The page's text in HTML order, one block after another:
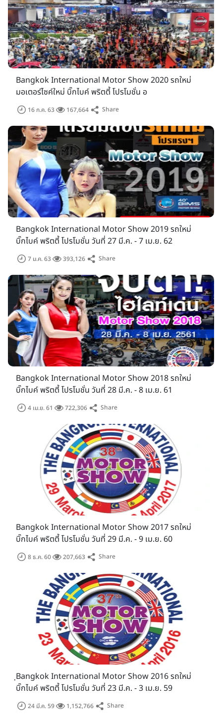
Bangkok International Motor Show 2020 รถใหม่
มอเตอร์ไซค์ใหม่ บิ๊กไบค์ พริตตี้ โปรโมชั่น อ
16 ก.ค. 63 167,664 Share
Bangkok International Motor Show 2019 รถใหม่
บิ๊กไบค์ พริตตี้ โปรโมชั่น วันที่ 27 มี.ค. - 7 เม.ย. 62
7 ม.ค. 63 393,126 Share
Bangkok International Motor Show 2018 รถใหม่
บิ๊กไบค์ พริตตี้ โปรโมชั่น วันที่ 28 มี.ค. - 8 เม.ย. 61
4 เม.ย. 61 722,306 Share
Bangkok International Motor Show 2017 รถใหม่
บิ๊กไบค์ พริตตี้ โปรโมชั่น วันที่ 29 มี.ค. - 9 เม.ย. 60
8 ธ.ค. 60 207,663 Share
ฺBangkok International Motor Show 2016 รถใหม่
บิ๊กไบค์ พริตตี้ โปรโมชั่น วันที่ 23 มี.ค. - 3 เม.ย. 59
24 มี.ค. 59 1,152,766 Share